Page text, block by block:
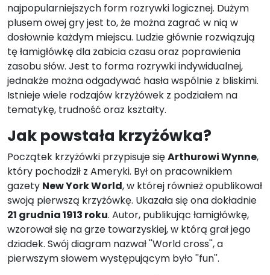
najpopularniejszych form rozrywki logicznej. Dużym
plusem owej gry jest to, że można zagrać w nią w
dosłownie każdym miejscu. Ludzie głównie rozwiązują
tę łamigłówkę dla zabicia czasu oraz poprawienia
zasobu słów. Jest to forma rozrywki indywidualnej,
jednakże można odgadywać hasła wspólnie z bliskimi.
Istnieje wiele rodzajów krzyżówek z podziałem na
tematykę, trudność oraz kształty.
Jak powstała krzyżówka?
Początek krzyżówki przypisuje sięArthurowi Wynne,
który pochodził z Ameryki. Był on pracownikiem
gazety New York World, w której również opublikował
swoją pierwszą krzyżówkę. Ukazała się ona dokładnie
21 grudnia 1913 roku. Autor, publikując łamigłówkę,
wzorował się na grze towarzyskiej, w którą grał jego
dziadek. Swój diagram nazwał ''World cross'', a
pierwszym słowem występującym było ''fun''.